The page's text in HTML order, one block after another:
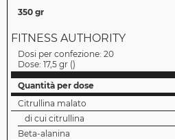
350 gr
FITNESS AUTHORITY
Dosi per confezione: 20
Dose: 17,5 gr ()
Quantità per dose
Citrullina malato
di cui citrullina
Beta-alanina